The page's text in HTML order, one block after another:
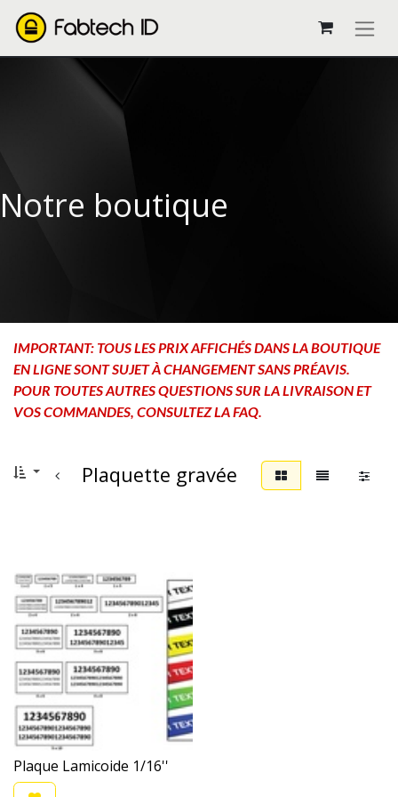
Notre boutique
IMPORTANT: TOUS LES PRIX AFFICHÉS DANS LA BOUTIQUE
EN LIGNE SONT SUJET À CHANGEMENT SANS PRÉAVIS.
POUR TOUTES AUTRES QUESTIONS SUR LA LIVRAISON ET
VOS COMMANDES, CONSULTEZ LA FAQ.
Plaquette gravée
Plaque Lamicoide 1/16''